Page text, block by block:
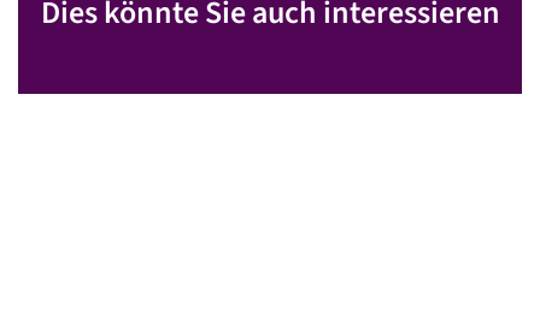
Dies könnte Sie auch interessieren